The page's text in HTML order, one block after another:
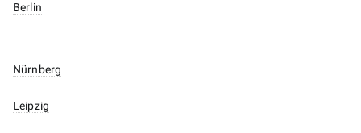
Berlin
Nürnberg
Leipzig